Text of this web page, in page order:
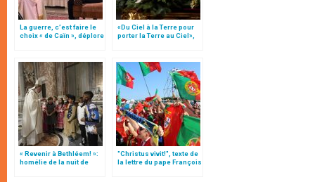
La guerre, c’est faire le
choix « de Caïn », déplore
«Du Ciel à la Terre pour
porter la Terre au Ciel»,
« Revenir à Bethléem! »:
homélie de la nuit de
Noël (texte complet)
"Christus vivit!", texte de
la lettre du pape François